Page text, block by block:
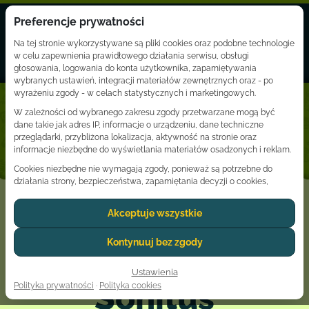
Preferencje prywatności
Na tej stronie wykorzystywane są pliki cookies oraz podobne technologie
w celu zapewnienia prawidłowego działania serwisu, obsługi
głosowania, logowania do konta użytkownika, zapamiętywania
wybranych ustawień, integracji materiałów zewnętrznych oraz - po
wyrażeniu zgody - w celach statystycznych i marketingowych.
W zależności od wybranego zakresu zgody przetwarzane mogą być
dane takie jak adres IP, informacje o urządzeniu, dane techniczne
przeglądarki, przybliżona lokalizacja, aktywność na stronie oraz
informacje niezbędne do wyświetlania materiałów osadzonych i reklam.
Cookies niezbędne nie wymagają zgody, ponieważ są potrzebne do
działania strony, bezpieczeństwa, zapamiętania decyzji o cookies,
Dostawcy usług zewnętrznych, tacy jak Google lub YouTube, mogą
przetwarzać dane osobowe użytkownika zgodnie z własnymi zasadami
prywatności. W niektórych przypadkach dane mogą być przekazywane
poza Europejski Obszar Gospodarczy, co może wiązać się z odmiennym
Zgoda jest dobrowolna i może zostać udzielona dla wszystkich kategorii,
można w każdej chwili zmienić lub wycofać poprzez link do ustawień
Akceptuje wszystkie
Kontynuuj bez zgody
Ustawienia
Polityka prywatności · Polityka cookies
☰ ☰
Zaloguj
Sonitus